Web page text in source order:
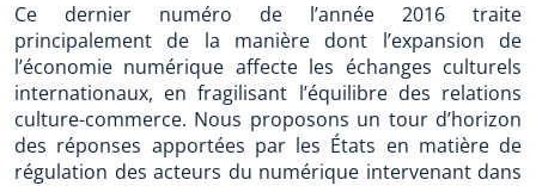
Ce dernier numéro de l’année 2016 traite
principalement de la manière dont l’expansion de
l’économie numérique affecte les échanges culturels
internationaux, en fragilisant l’équilibre des relations
culture-commerce. Nous proposons un tour d’horizon
des réponses apportées par les États en matière de
régulation des acteurs du numérique intervenant dans